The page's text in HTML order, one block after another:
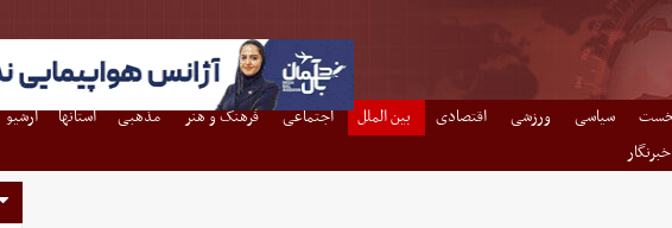
سیاسی ورزشی اقتصادی بین الملل اجتماعی فرهنگ و هنر مذهبی استانها آرشیو